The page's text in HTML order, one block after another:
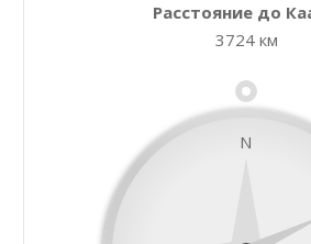
Расстояние до
3724 км
N